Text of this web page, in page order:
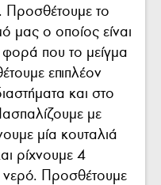
Προσθέτουμε το
μας ο οποίος είναι
που το μείγμα
επιπλέον
και στο
με
μία κουταλιά
ρίχνουμε 4
νερό. Προσθέτουμε